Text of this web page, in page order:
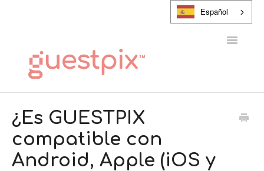
Español
Alternar
PONTE EN CONTACTO CON
¿Es GUESTPIX
compatible con
Android, Apple (iOS y